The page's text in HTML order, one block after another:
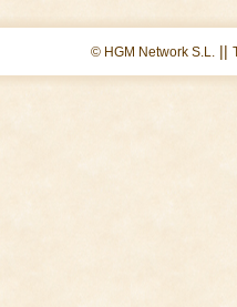
© HGM Network S.L. ||